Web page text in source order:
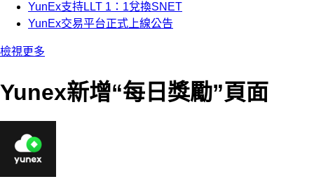
YunEx支持LLT 1：1兌換SNET
YunEx交易平台正式上線公告
檢視更多
Yunex新增“每日獎勵”頁面